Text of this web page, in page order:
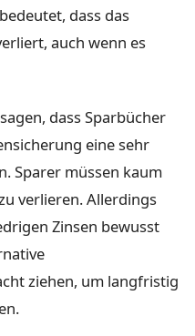
dass das
auch wenn es
dass Sparbücher
eine sehr
Sparer müssen kaum
verlieren. Allerdings
Zinsen bewusst
ziehen, um langfristig